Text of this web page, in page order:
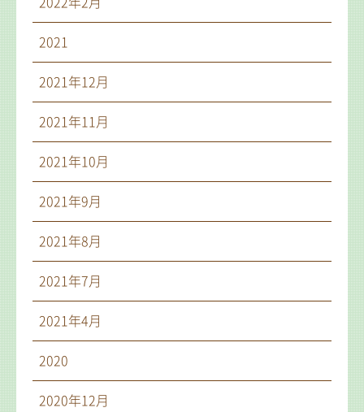
2021
2021年12月
2021年11月
2021年10月
2021年9月
2021年8月
2021年7月
2021年4月
2020
2020年12月